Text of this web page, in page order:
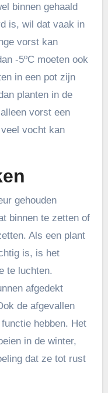
binnen gehaald
is, wil dat vaak in
vorst kan
-5ºC moeten ook
in een pot zijn
planten in de
vorst een
vocht kan
gehouden
binnen te zetten of
Als een plant
is, is het
te luchten.
afgedekt
de afgevallen
hebben. Het
in de winter,
dat ze tot rust